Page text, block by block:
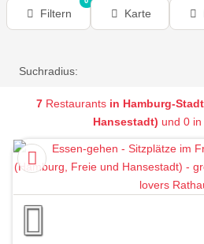
Filtern Karte
Suchradius:
7Restaurants in Hamburg-
Hansestadt) und 0